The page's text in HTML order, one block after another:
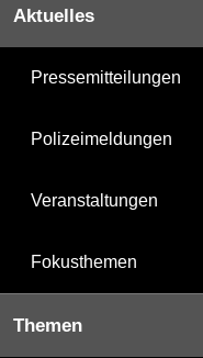
Aktuelles
Pressemitteilungen
Polizeimeldungen
Veranstaltungen
Fokusthemen
Themen